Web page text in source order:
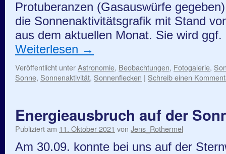
Protuberanzen (Gasauswürfe
die Sonnenaktivitätsgrafik mit Stand
aus dem aktuellen Monat. Sie wird
Weiterlesen →
Veröffentlicht unterAstronomie, Beobachtungen, Fotogalerie,
Sonne, Sonnenaktivität, Sonnenflecken | Schreib einen
Energieausbruch auf der
Publiziert am 11. Oktober 2021 von Jens_Rothermel
Am 30.09. konnte bei uns auf der